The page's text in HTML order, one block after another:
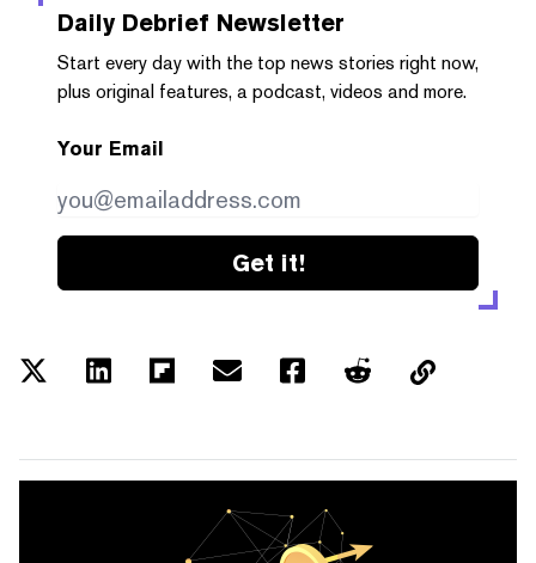
Daily Debrief Newsletter
Start every day with the top news stories right now,
plus original features, a podcast, videos and more.
Your Email
Get it!